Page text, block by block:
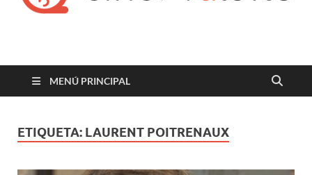
Cine maldito
MENÚ PRINCIPAL
ETIQUETA: LAURENT POITRENAUX